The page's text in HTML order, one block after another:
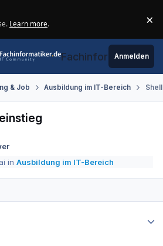
Learn more. ×
Fachinformatiker.de
Anmelden
& Job Ausbildung im IT-Bereich
inAusbildung im IT-Bereich